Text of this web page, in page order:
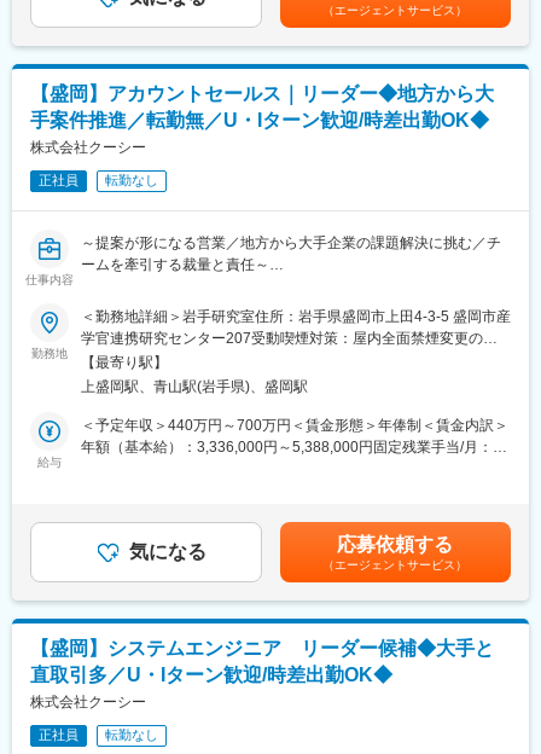
魅力的なOTAを目指していきたいと考えております。
優秀な同僚と切磋琢磨していける人材を募集します。
変更の範囲：会社の定める業務
・お客さま先を訪問し売上アップを目指す企画を提案
・翌日のスケジュール確認や日報を書いて退社
■扱うサービス
『HOT PEPPER Beauty』：国内最大級のヘアサロン、リラク＆
ビューティーサロンの検索・予約サイトです。
『サロンボード』：美容サロンの予約業務を進化させ業務効率・
集客力を高める予約・顧客管理システムです。
■研修体制
ビジネスマナーや営業プロセスといったビジネススキルから、商
すので、未経験の方でも早期に活躍することが可能です。
■働く環境
20代・30代の若手メンバーが活躍中。中途入社は90％以上です。
てみる姿勢と学ぶ意欲さえあれば未経験からでもスキルを高めて
いけます。
3年で終わりではなく、3年後のスタートを見据えた働き方です。
当社を卒業したあとは、憧れの業界の営業職に就く人、ベンチャ
ー企業へ転職する人、企画や広報などの新たな職種にチャレンジ
する人もいます。「SE社員（地域・職種限定正社員）」としてハ
イプレーヤーやリーダーで活躍しながら、キャリアアップに挑戦
する人も多いです。
■契約社員独自の制度
・キャリアアップ支援金
3年の契約満了に伴い、リクルートを離れて次のステップに進まれ
動有。【年収例】420万円営業職／入社2年目 固定月給30万円＋
賞与(2回)の場合賃金はあくまでも目安の金額であり、選考を通じ
て上下する可能性があります。月給(月額)は固定手当を含めた表記
です。
（エージェントサービス）
【盛岡】アカウントセールス｜リーダー◆地方から大
手案件推進／転勤無／U・Iターン歓迎/時差出勤OK◆
株式会社クーシー
正社員 転勤なし
仕事内容
～提案が形になる営業／地方から大手企業の課題解決に挑む／チ
ームを牽引する裁量と責任～
『スタディサプリ』『ラクスル』『freee』『パーソルホールディ
ングス』など、大手企業のWeb制作を手がける当社にて、インバ
ウンド中心の案件に対し、企画・提案からクロージングまで一貫
してご担当いただきます。
本ポジションでは、岩手研究室の組織運営にも積極的に関与し、
チームを牽引していただくことを期待しています。営業としての
■業務詳細：
◇新規クライアントへの企画・提案、開拓
◇クライアントとの継続的なリレーション構築
◇プロジェクト全体の見積もり作成と提案
■このポジションの特徴：
営業職でありながら、制作進行や改善提案まで関与できる“プロデ
ューサー型”のポジションです。社内のデザイナー・エンジニアと
連携しながら、自分の提案が実際のWebサイトとして形になる過
勤務地
＜勤務地詳細＞岩手研究室住所：岩手県盛岡市上田4-3-5 盛岡市産
学官連携研究センター207受動喫煙対策：屋内全面禁煙変更の範
囲：会社の定める範囲（双方合意のうえ他拠点へ異動の可能性が
ございますが、基本的にはありません）
【最寄り駅】
上盛岡駅、青山駅(岩手県)、盛岡駅
給与
＜予定年収＞440万円～700万円＜賃金形態＞年俸制＜賃金内訳＞
年額（基本給）：3,336,000円～5,388,000円固定残業手当/月：
給与補足＞■昇給：年2回（4月・10月）■賞与：実績賞与（9月／
業績による）※別途皆勤手当1万円／月の支給あり賃金はあくまで
も目安の金額であり、選考を通じて上下する可能性があります。
月給(月額)は固定手当を含めた表記です。
気になる 応募依頼する
（エージェントサービス）
【盛岡】システムエンジニア リーダー候補◆大手と
直取引多／U・Iターン歓迎/時差出勤OK◆
株式会社クーシー
正社員 転勤なし